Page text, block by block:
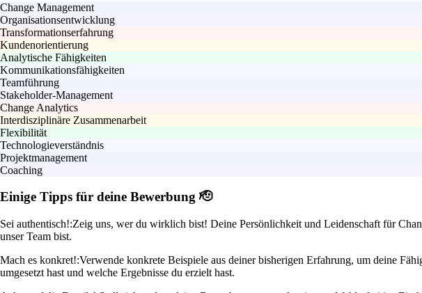
Change Management
Organisationsentwicklung
Transformationserfahrung
Kundenorientierung
Analytische Fähigkeiten
Kommunikationsfähigkeiten
Teamführung
Stakeholder-Management
Change Analytics
Interdisziplinäre Zusammenarbeit
Flexibilität
Technologieverständnis
Projektmanagement
Coaching
Einige Tipps für deine Bewerbung 🫡
Sei authentisch!:Zeig uns, wer du wirklich bist! Deine Persönlichkeit und Leidenschaft für
unser Team bist.
Mach es konkret!:Verwende konkrete Beispiele aus deiner bisherigen Erfahrung, um deine
umgesetzt hast und welche Ergebnisse du erzielt hast.